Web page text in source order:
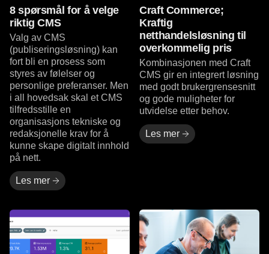
8 spørsmål for å velge
riktig CMS
Valg av CMS
(publiseringsløsning) kan
fort bli en prosess som
styres av følelser og
personlige preferanser. Men
i all hovedsak skal et CMS
tilfredsstille en
organisasjons tekniske og
redaksjonelle krav for å
kunne skape digitalt innhold
på nett.
Les mer
Craft Commerce;
Kraftig
netthandelsløsning til
overkommelig pris
Kombinasjonen med Craft
CMS gir en integrert løsning
med godt brukergrensesnitt
og gode muligheter for
utvidelse etter behov.
Les mer
Les mer Les mer